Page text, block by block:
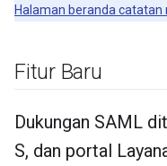
Halaman beranda catatan
Fitur Baru
Dukungan SAML
S, dan portal